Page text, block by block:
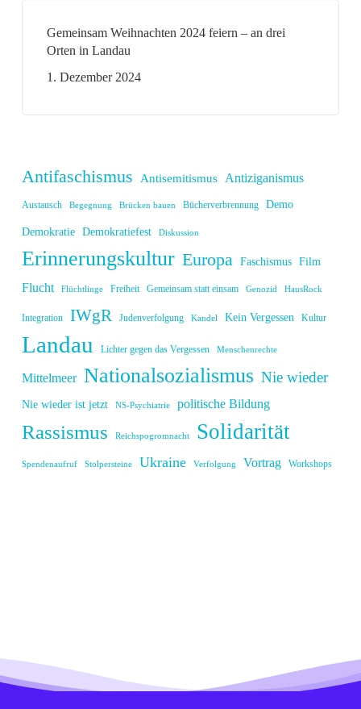
Gemeinsam Weihnachten 2024 feiern – an drei
Orten in Landau
1. Dezember 2024
Antifaschismus Antisemitismus Antiziganismus
Austausch Begegnung Brücken bauen Bücherverbrennung Demo
Demokratie Demokratiefest Diskussion
Erinnerungskultur Europa Faschismus Film
Flucht Flüchtlinge Freiheit Gemeinsam statt einsam Genozid HausRock
Integration IWgR Judenverfolgung Kandel Kein Vergessen Kultur
Landau Lichter gegen das Vergessen Menschenrechte
Mittelmeer Nationalsozialismus Nie wieder
Nie wieder ist jetzt NS-Psychiatrie politische Bildung
Rassismus Reichspogromnacht Solidarität
Spendenaufruf Stolpersteine Ukraine Verfolgung Vortrag Workshops